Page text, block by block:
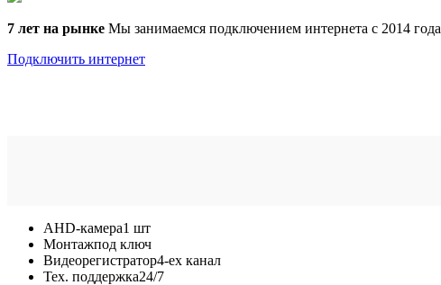
7 лет на рынке Мы занимаемся подключением интернета с 2014 года
Подключить интернет
AHD-камера1 шт
Монтажпод ключ
Видеорегистратор4-ех канал
Тех. поддержка24/7